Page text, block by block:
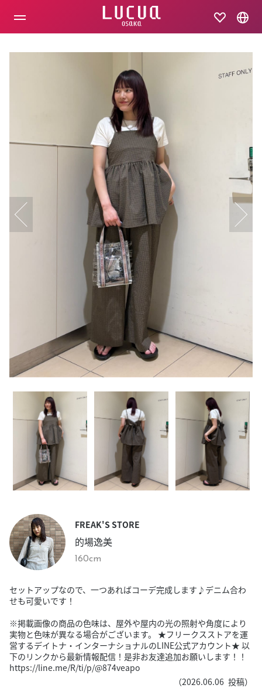
FREAK'S STORE
的場逸美
160cm
セットアップなので、一つあればコーデ完成します♪デニム合わ
せも可愛いです！
※掲載画像の商品の色味は、屋外や屋内の光の照射や角度により
実物と色味が異なる場合がございます。 ★フリークスストアを運
営するデイトナ・インターナショナルのLINE公式アカウント★ 以
下のリンクから最新情報配信！是非お友達追加お願いします！！
https://line.me/R/ti/p/@874veapo
（2026.06.06 投稿）